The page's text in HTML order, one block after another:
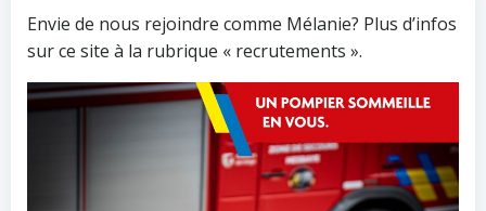
Envie de nous rejoindre comme Mélanie? Plus d’infos
sur ce site à la rubrique « recrutements ».